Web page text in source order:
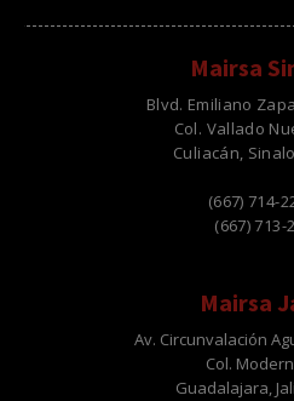
Mairsa
Blvd. Emiliano
Col. Vallado
Culiacán,
(667) 714-
(667) 713-
Mairsa
Av. Circunvalación
Col.
Guadalajara,